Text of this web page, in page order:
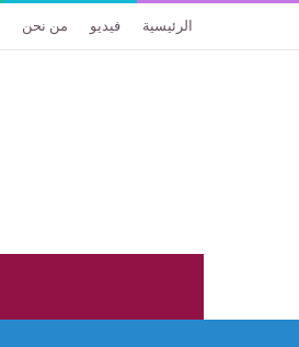
الرئيسية فيديو من نحن